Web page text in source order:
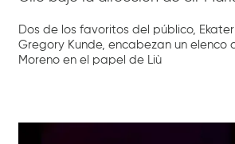
Dos de los favoritos del público,
Gregory Kunde, encabezan un elenco
Moreno en el papel de Liù